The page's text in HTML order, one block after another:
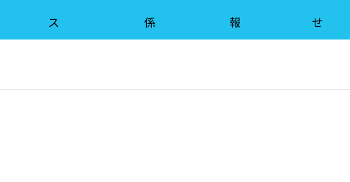
ス 係
勤務体制について 報 せ